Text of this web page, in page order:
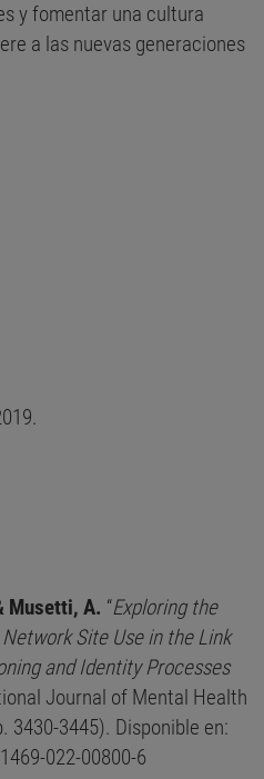
y fomentar una cultura
a las nuevas generaciones
Musetti, A. “Exploring the
Site Use in the Link
and Identity Processes
Journal of Mental Health
3430-3445). Disponible en:
022-00800-6